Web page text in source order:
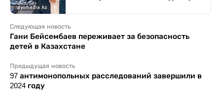
Следующая новость
Гани Бейсембаев переживает за безопасность
детей в Казахстане
Предыдущая новость
97 антимонопольных расследований завершили в
2024 году